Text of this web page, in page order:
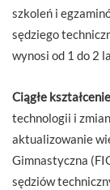
szkoleń i
sędziego
wynosi od 1 do 2
Ciągłe
technologii i
aktualizowanie
Gimnastyczna
sędziów